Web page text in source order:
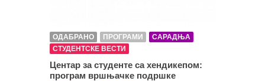
ОДАБРАНО ПРОГРАМИ
САРАДЊА
СТУДЕНТСКЕ ВЕСТИ
Центар за студенте са хендикепом:
програм вршњачке подршке